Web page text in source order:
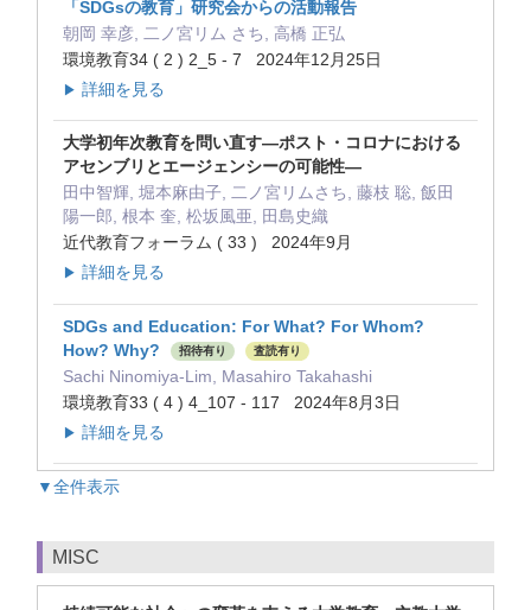
「SDGsの教育」研究会からの活動報告
朝岡 幸彦, 二ノ宮リム さち, 高橋 正弘
環境教育34 ( 2 ) 2_5 - 7 2024年12月25日
▶ 詳細を見る
大学初年次教育を問い直す―ポスト・コロナにおける
アセンブリとエージェンシーの可能性―
田中智輝, 堀本麻由子, 二ノ宮リムさち, 藤枝 聡, 飯田
陽一郎, 根本 奎, 松坂風亜, 田島史織
近代教育フォーラム ( 33 ) 2024年9月
▶ 詳細を見る
SDGs and Education: For What? For Whom?
How? Why?
招待有り 査読有り
Sachi Ninomiya-Lim, Masahiro Takahashi
環境教育33 ( 4 ) 4_107 - 117 2024年8月3日
▶ 詳細を見る
▼全件表示
MISC